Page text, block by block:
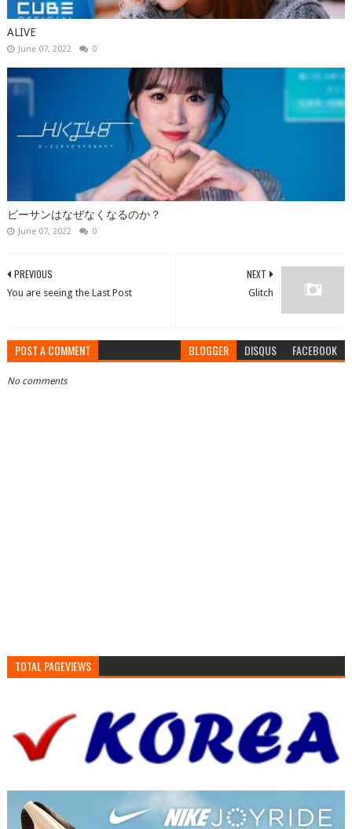
ALIVE
June 07, 2022 0
ビーサンはなぜなくなるのか？
June 07, 2022 0
NEXT
Glitch
PREVIOUS
You are seeing the Last Post
POST A COMMENT BLOGGER DISQUS FACEBOOK
No comments
TOTAL PAGEVIEWS